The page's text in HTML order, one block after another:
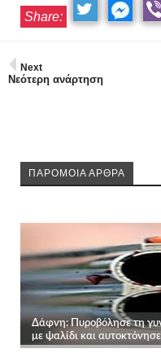
Share:
Next
Νεότερη ανάρτηση
ΠΑΡΟΜΟΙΑ ΑΡΘΡΑ